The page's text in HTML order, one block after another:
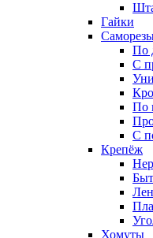
Гайки
По
С
По
С
Крепёж
Хомуты